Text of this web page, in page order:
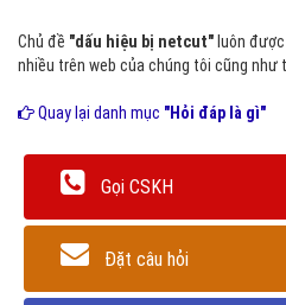
Chủ đề "dấu hiệu bị netcut" luôn
nhiều trên web của chúng tôi cũng như
Quay lại danh mục "Hỏi đáp là gì"
Gọi CSKH
Đặt câu hỏi